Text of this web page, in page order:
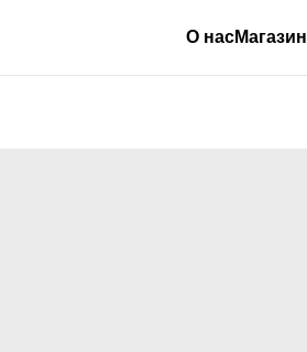
О насМагазин